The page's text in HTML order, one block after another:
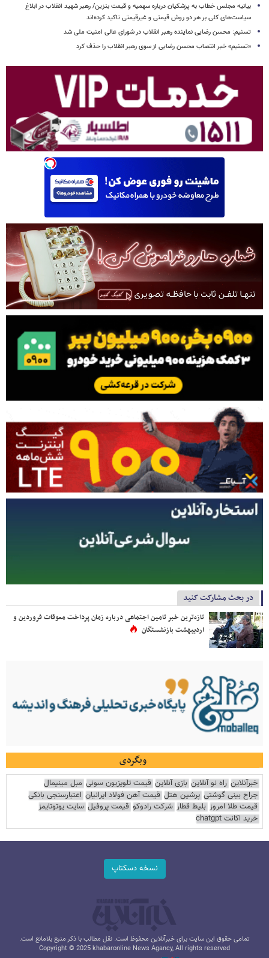
بیانیه مجلس خطاب به پزشکیان درباره سهمیه و قیمت بنزین/ رهبر شهید انقلاب در ابلاغ
سیاست‌های کلی بر هر دو روش قیمتی و غیرقیمتی تاکید کرده‌اند
تسنیم: محسن رضایی نماینده رهبر انقلاب در شورای عالی امنیت ملی شد
«تسنیم» خبر انتصاب محسن رضایی از سوی رهبر انقلاب را حذف کرد
در بحث مشارکت کنید
تازه‌ترین خبر تامین اجتماعی درباره زمان پرداخت معوقات فروردین و
اردیبهشت بازنشستگان
وبگردی
خبرآنلاین راه نو آنلاین بازی آنلاین قیمت تلویزیون سونی مبل مینیمال
جراح بینی گوشتی پرشین هتل قیمت آهن فولاد ایرانیان اعتبارسنجی بانکی
قیمت طلا امروز بلیط قطار شرکت رادوکو قیمت پروفیل سایت یوتوتایمز
خرید اکانت chatgpt
نسخه دسکتاپ
تمامی حقوق این سایت برای خبرآنلاین محفوظ است. نقل مطالب با ذکر منبع بلامانع است.
Copyright © 2025 khabaronline News Agancy, All rights reserved